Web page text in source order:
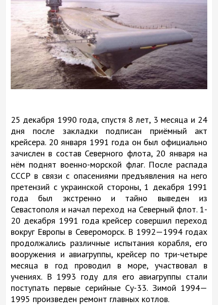
25 декабря 1990 года, спустя 8 лет, 3 месяца и 24
дня после закладки подписан приёмный акт
крейсера. 20 января 1991 года он был официально
зачислен в состав Северного флота, 20 января на
нём поднят военно-морской флаг. После распада
СССР в связи с опасениями предъявления на него
претензий с украинской стороны, 1 декабря 1991
года был экстренно и тайно выведен из
Севастополя и начал переход на Северный флот. 1-
20 декабря 1991 года крейсер совершил переход
вокруг Европы в Североморск. В 1992—1994 годах
продолжались различные испытания корабля, его
вооружения и авиагруппы, крейсер по три-четыре
месяца в год проводил в море, участвовал в
учениях. В 1993 году для его авиагруппы стали
поступать первые серийные Су-33. Зимой 1994—
1995 произведен ремонт главных котлов.